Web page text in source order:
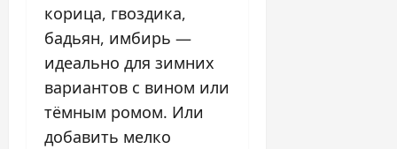
корица, гвоздика,
бадьян, имбирь —
идеально для зимних
вариантов с вином или
тёмным ромом. Или
добавить мелко